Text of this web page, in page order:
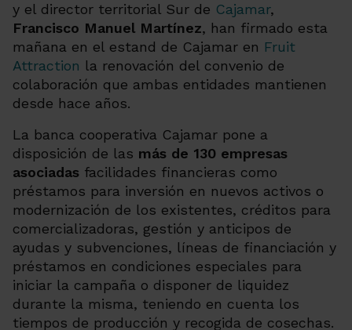
y el director territorial Sur de Cajamar,
Francisco Manuel Martínez, han firmado esta
mañana en el estand de Cajamar en Fruit
Attraction la renovación del convenio de
colaboración que ambas entidades mantienen
desde hace años.
La banca cooperativa Cajamar pone a
disposición de las más de 130 empresas
asociadas facilidades financieras como
préstamos para inversión en nuevos activos o
modernización de los existentes, créditos para
comercializadoras, gestión y anticipos de
ayudas y subvenciones, líneas de financiación y
préstamos en condiciones especiales para
iniciar la campaña o disponer de liquidez
durante la misma, teniendo en cuenta los
tiempos de producción y recogida de cosechas.